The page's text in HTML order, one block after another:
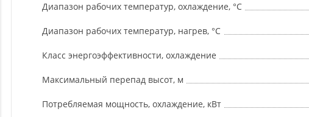
Диапазон рабочих температур, охлаждение, °C
Диапазон рабочих температур, нагрев, °C
Класс энергоэффективности, охлаждение
Максимальный перепад высот, м
Потребляемая мощность, охлаждение, кВт